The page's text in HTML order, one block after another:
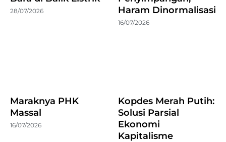
28/07/2026
Haram Dinormalisasi
16/07/2026
Maraknya PHK
Massal
16/07/2026
Kopdes Merah Putih:
Solusi Parsial
Ekonomi
Kapitalisme